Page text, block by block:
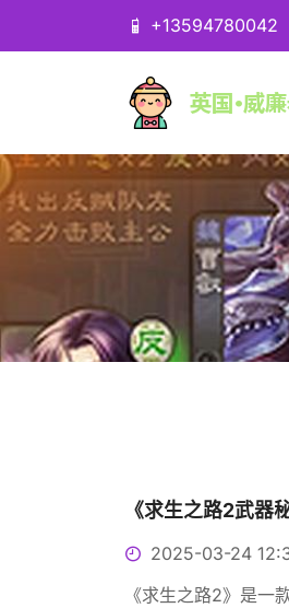
+13594780042
《求生之路2武器
2025-03-24
《求生之路2》是一